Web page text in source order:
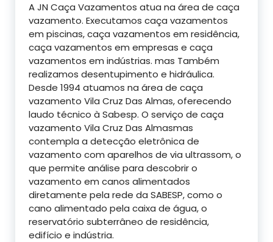
A JN Caça Vazamentos atua na área de caça
vazamento. Executamos caça vazamentos
em piscinas, caça vazamentos em residência,
caça vazamentos em empresas e caça
vazamentos em indústrias. mas Também
realizamos desentupimento e hidráulica.
Desde 1994 atuamos na área de caça
vazamento Vila Cruz Das Almas, oferecendo
laudo técnico à Sabesp. O serviço de caça
vazamento Vila Cruz Das Almasmas
contempla a detecção eletrônica de
vazamento com aparelhos de via ultrassom, o
que permite análise para descobrir o
vazamento em canos alimentados
diretamente pela rede da SABESP, como o
cano alimentado pela caixa de água, o
reservatório subterrâneo de residência,
edifício e indústria.